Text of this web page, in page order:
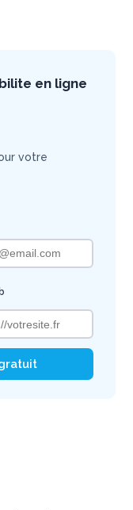
en ligne
votre